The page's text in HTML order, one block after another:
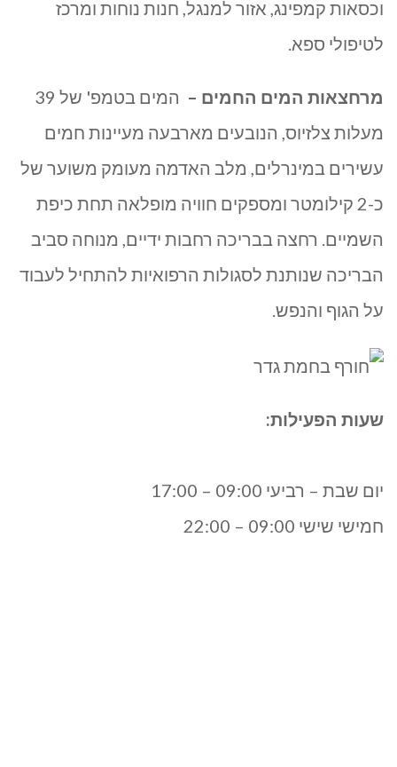
וכסאות קמפינג, אזור למנגל, חנות נוחות ומרכז
לטיפולי ספא.
מרחצאות המים החמים –
המים בטמפ' של 39
מעלות צלזיוס, הנובעים מארבעה מעיינות חמים
עשירים במינרלים, מלב האדמה מעומק משוער של
כ-2 קילומטר ומספקים חוויה מופלאה תחת כיפת
השמיים. רחצה בבריכה רחבות ידיים, מנוחה סביב
הבריכה שנותנת לסגולות הרפואיות להתחיל לעבוד
על הגוף והנפש.
שעות הפעילות:
יום שבת – רביעי 09:00 – 17:00
חמישי שישי 09:00 – 22:00